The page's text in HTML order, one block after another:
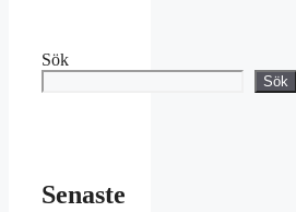
Sök
Sök
Senaste